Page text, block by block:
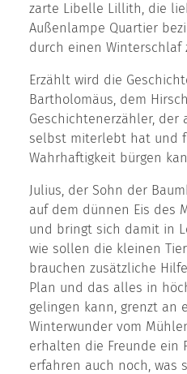
zarte Libelle Lillith, die
Außenlampe Quartier
durch einen Winterschlaf
Erzählt wird die
Bartholomäus, dem
Geschichtenerzähler, der
selbst miterlebt hat und
Wahrhaftigkeit bürgen
Julius, der Sohn der
auf dem dünnen Eis des
und bringt sich damit in
wie sollen die kleinen
brauchen zusätzliche
Plan und das alles in
gelingen kann, grenzt an
Winterwunder vom
erhalten die Freunde ein
erfahren auch noch, was